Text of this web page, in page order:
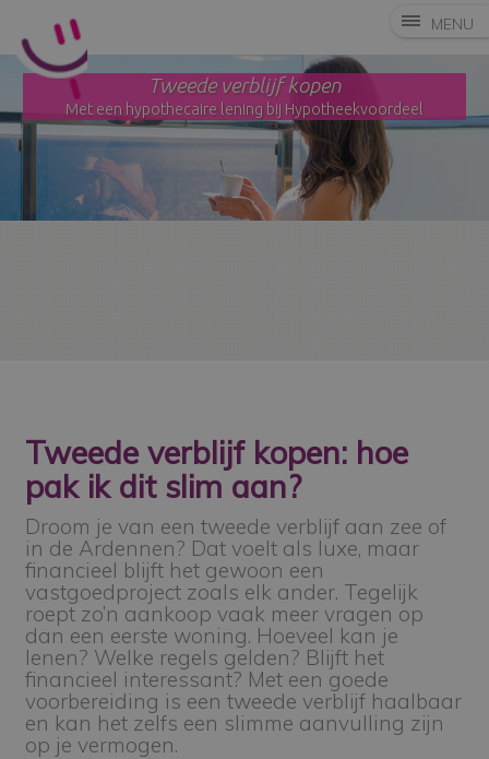
MENU
Tweede verblijf kopen
Met een hypothecaire lening bij Hypotheekvoordeel
Tweede verblijf kopen: hoe
pak ik dit slim aan?
Droom je van een tweede verblijf aan zee of
in de Ardennen? Dat voelt als luxe, maar
financieel blijft het gewoon een
vastgoedproject zoals elk ander. Tegelijk
roept zo’n aankoop vaak meer vragen op
dan een eerste woning. Hoeveel kan je
lenen? Welke regels gelden? Blijft het
financieel interessant? Met een goede
voorbereiding is een tweede verblijf haalbaar
en kan het zelfs een slimme aanvulling zijn
op je vermogen.